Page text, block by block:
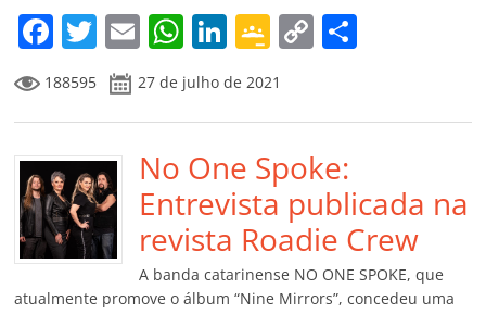
m
F
a
c
e
b
o
o
k
T
w
itt
er
E
m
ai
l
W
h
at
s
A
p
p
Li
n
k
e
dI
n
G
o
o
gl
e
Cl
a
ss
C
y
Li
n
k
p
til
h
ar
188595 27 de julho de 2021
No One Spoke:
Entrevista publicada na
revista Roadie Crew
A banda catarinense NO ONE SPOKE, que
atualmente promove o álbum “Nine Mirrors”, concedeu uma